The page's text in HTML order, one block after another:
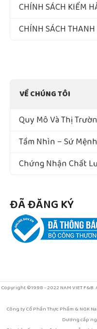
CHÍNH SÁCH KIỂM
CHÍNH SÁCH
VỀ CHÚNG TÔI
Quy Mô Và Thị
Tầm Nhìn – Sứ
Chứng Nhận Chất
ĐÃ ĐĂNG KÝ
Copyright ©1998 - 2022 NAM VIET
Công ty Cổ Phần Thực Phẩm & NGK
Dương cấp